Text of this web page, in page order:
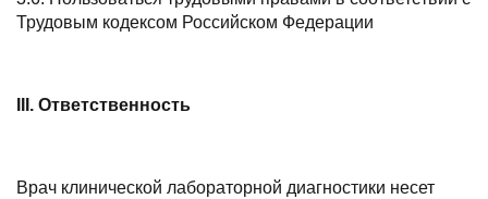
Трудовым кодексом Российском Федерации
. Ответственность
Врач клинической лабораторной диагностики несет